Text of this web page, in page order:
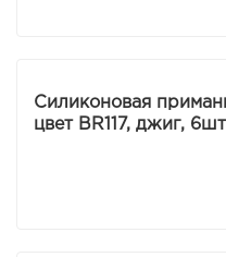
Силиконовая
цвет BR117, джиг, 6шт